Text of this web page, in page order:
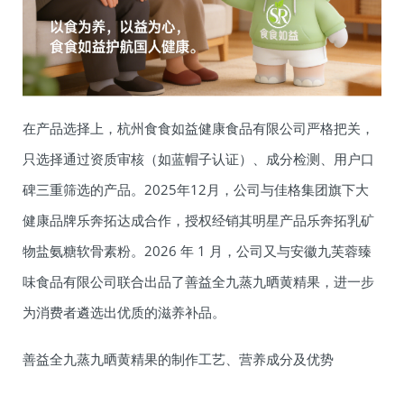
在产品选择上，杭州食食如益健康食品有限公司严格把关，
只选择通过资质审核（如蓝帽子认证）、成分检测、用户口
碑三重筛选的产品。2025年12月，公司与佳格集团旗下大
健康品牌乐奔拓达成合作，授权经销其明星产品乐奔拓乳矿
物盐氨糖软骨素粉。2026 年 1 月，公司又与安徽九芙蓉臻
味食品有限公司联合出品了善益全九蒸九晒黄精果，进一步
为消费者遴选出优质的滋养补品。
善益全九蒸九晒黄精果的制作工艺、营养成分及优势